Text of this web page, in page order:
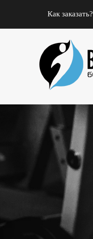
Как заказать?